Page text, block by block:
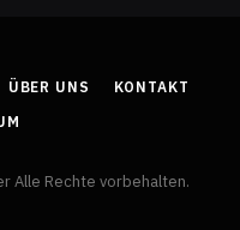
ÜBER UNS
KONTAKT
Alle Rechte vorbehalten.